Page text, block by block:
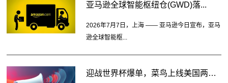
亚马逊全球智能枢纽仓(GWD)落...
2026年7月7日，上海 —— 亚马逊今日宣布，亚马
逊全球智能枢...
迎战世界杯爆单，菜鸟上线美国两大...